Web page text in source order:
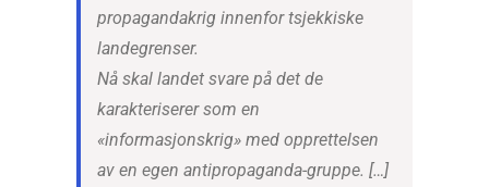
propagandakrig innenfor tsjekkiske
landegrenser.
Nå skal landet svare på det de
karakteriserer som en
«informasjonskrig» med opprettelsen
av en egen antipropaganda-gruppe. […]